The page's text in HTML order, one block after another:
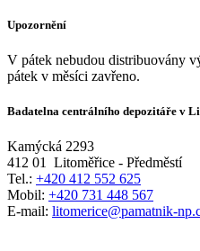
Upozornění
V pátek nebudou distribuovány
pátek v měsíci zavřeno.
Badatelna centrálního depozitáře v
Kamýcká 2293
412 01
Litoměřice - Předměstí
Tel.: +420 412 552 625
Mobil: +420 731 448 567
E-mail: litomerice@pamatnik-